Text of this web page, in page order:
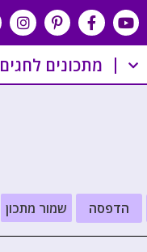
מתכונים לחגים
הדפסה שמור מתכון